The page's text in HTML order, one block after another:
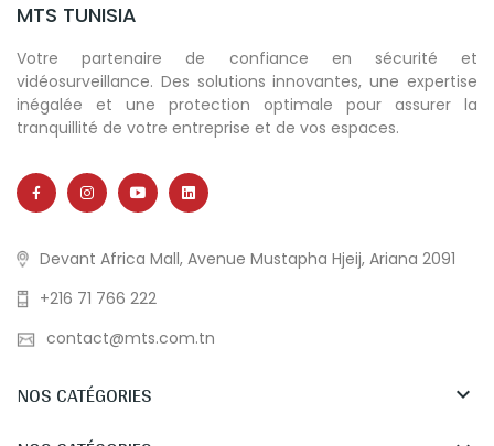
MTS TUNISIA
Votre partenaire de confiance en sécurité et
vidéosurveillance. Des solutions innovantes, une expertise
inégalée et une protection optimale pour assurer la
tranquillité de votre entreprise et de vos espaces.
Devant Africa Mall, Avenue Mustapha Hjeij, Ariana 2091
+216 71 766 222
contact@mts.com.tn
NOS CATÉGORIES 